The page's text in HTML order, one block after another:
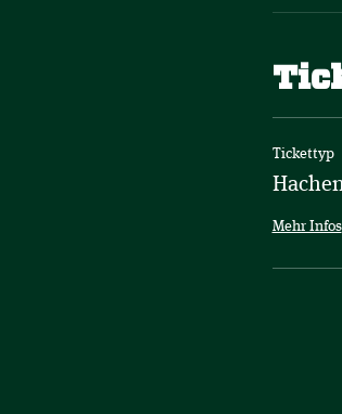
Tickettyp
Mehr Infos